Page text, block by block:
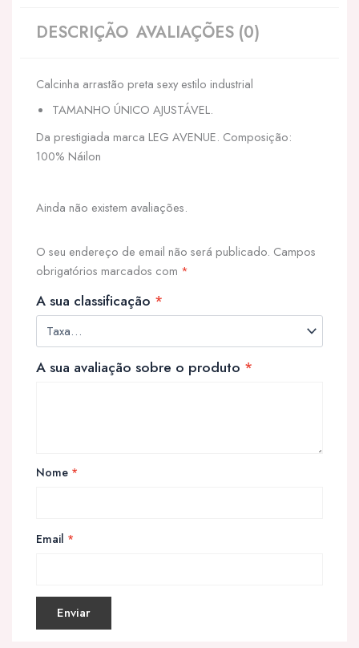
INDUSTRIAL
DESCRIÇÃO AVALIAÇÕES (0)
Calcinha arrastão preta sexy estilo industrial
TAMANHO ÚNICO AJUSTÁVEL.
Da prestigiada marca LEG AVENUE. Composição:
100% Náilon
Ainda não existem avaliações.
O seu endereço de email não será publicado. Campos
obrigatórios marcados com *
A sua classificação *
A sua avaliação sobre o produto *
Nome *
Email *